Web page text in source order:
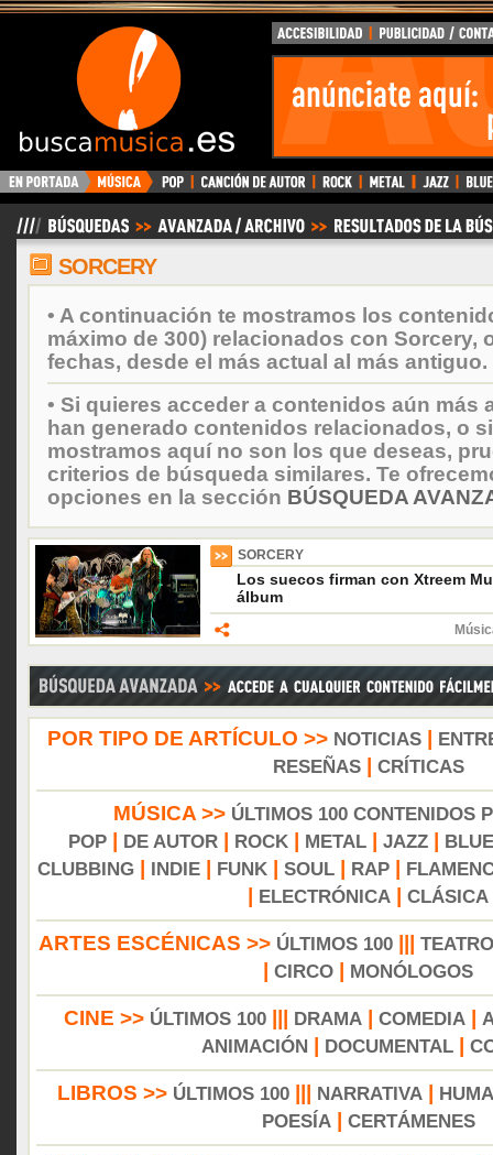
BuscaMusica.es
SORCERY
• A continuación te mostramos los
máximo de 300) relacionados con Sorcery,
fechas, desde el más actual al más antiguo.
• Si quieres acceder a contenidos aún más
han generado contenidos relacionados, o
mostramos aquí no son los que deseas,
criterios de búsqueda similares. Te
opciones en la sección BÚSQUEDA
SORCERY
Los suecos firman con Xtreem
álbum
POR TIPO DE ARTÍCULO >> NOTICIAS|
RESEÑAS| CRÍTICAS
MÚSICA >> ÚLTIMOS 100 CONTENIDOS
POP
DE AUTOR ROCK METAL JAZZ
CLUBBING
INDIE FUNK SOUL RAP
ELECTRÓNICA CLÁSICA
ARTES ESCÉNICAS >> ÚLTIMOS 100||| TEATRO
CIRCO MONÓLOGOS
CINE >> ÚLTIMOS 100 DRAMA COMEDIA
ANIMACIÓN
DOCUMENTAL|
LIBROS >> ÚLTIMOS 100 NARRATIVA
POESÍA| CERTÁMENES